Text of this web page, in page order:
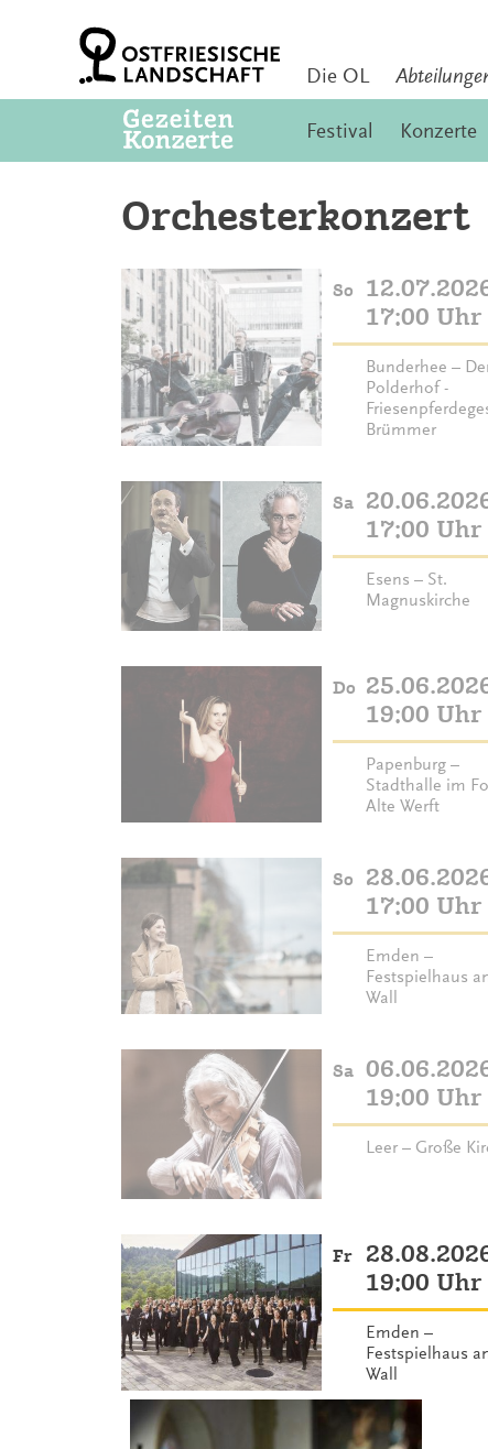
Die OL
Festival Konzerte
Orchesterkonzert
So
17:00 Uhr
Bunderhee –
Polderhof -
Brümmer
Sa
17:00 Uhr
Esens – St.
Magnuskirche
Do
19:00 Uhr
Papenburg –
Stadthalle im
Alte Werft
So
17:00 Uhr
Emden –
Festspielhaus
Wall
Sa
19:00 Uhr
Leer – Große
Fr
19:00 Uhr
Emden –
Festspielhaus
Wall